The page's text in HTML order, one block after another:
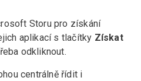
Storu pro získání
aplikací s tlačítky Získat
odkliknout.
centrálně řídit i